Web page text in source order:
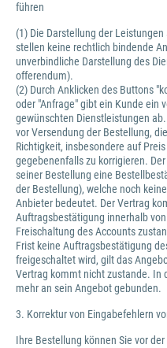
führen
(1) Die Darstellung der
stellen keine rechtlich bindende
unverbindliche Darstellung des
offerendum).
(2) Durch Anklicken des Buttons
oder "Anfrage" gibt ein Kunde ein
gewünschten Dienstleistungen
vor Versendung der Bestellung,
Richtigkeit, insbesondere auf
gegebenenfalls zu korrigieren.
seiner Bestellung eine
der Bestellung), welche noch
Anbieter bedeutet. Der Vertrag
Auftragsbestätigung innerhalb
Freischaltung des Accounts
Frist keine Auftragsbestätigung
freigeschaltet wird, gilt das
Vertrag kommt nicht zustande. In
mehr an sein Angebot gebunden.
3. Korrektur von Eingabefehlern
Ihre Bestellung können Sie vor